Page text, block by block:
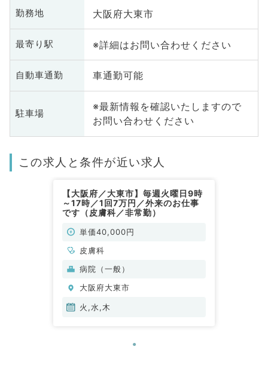
勤務地 大阪府大東市
最寄り駅 ※詳細はお問い合わせください
自動車通勤 車通勤可能
駐車場
※最新情報を確認いたしますので
お問い合わせください
この求人と条件が近い求人
【大阪府／大東市】毎週火曜日9時
～17時／1回7万円／外来のお仕事
です（皮膚科／非常勤）
単価40,000円
皮膚科
病院（一般）
大阪府大東市
火,水,木